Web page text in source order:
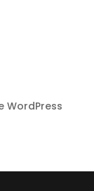
WordPress